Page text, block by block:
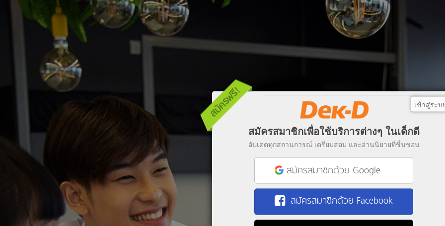
สมัครสมาชิกเพื่อใช้บริการต่างๆ ในเด็กดี
อัปเดตทุกสถานการณ์ เตรียมสอบ และอ่านนิยายที่ชื่นชอบ
สมัครสมาชิกด้วย Google
สมัครสมาชิกด้วย Facebook
เข้าสู่ระบ